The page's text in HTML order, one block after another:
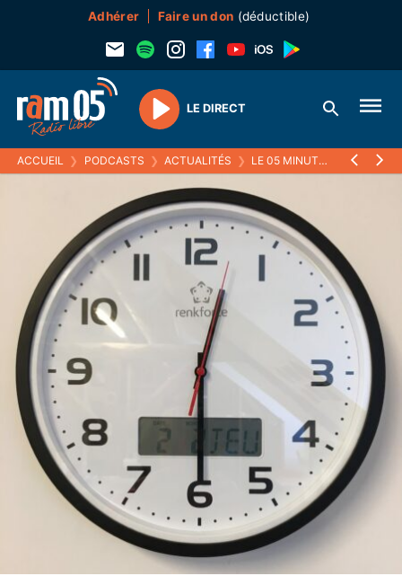
Adhérer Faire un don (déductible)
Play
LE DIRECT
ACCUEIL ❯ PODCASTS ❯ ACTUALITÉS ❯ LE 05 MINUTES 18